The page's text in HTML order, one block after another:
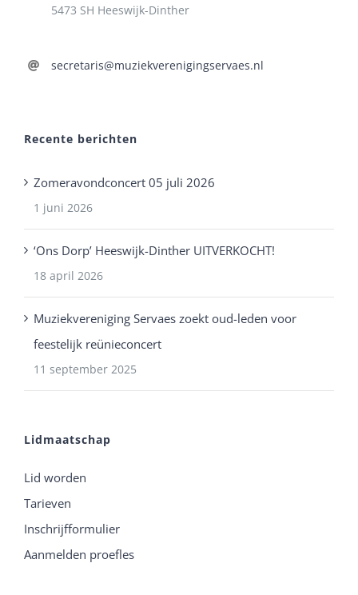
5473 SH Heeswijk-Dinther
secretaris@muziekverenigingservaes.nl
Recente berichten
Zomeravondconcert 05 juli 2026
1 juni 2026
‘Ons Dorp’ Heeswijk-Dinther UITVERKOCHT!
18 april 2026
Muziekvereniging Servaes zoekt oud-leden voor
feestelijk reünieconcert
11 september 2025
Lidmaatschap
Lid worden
Tarieven
Inschrijfformulier
Aanmelden proefles